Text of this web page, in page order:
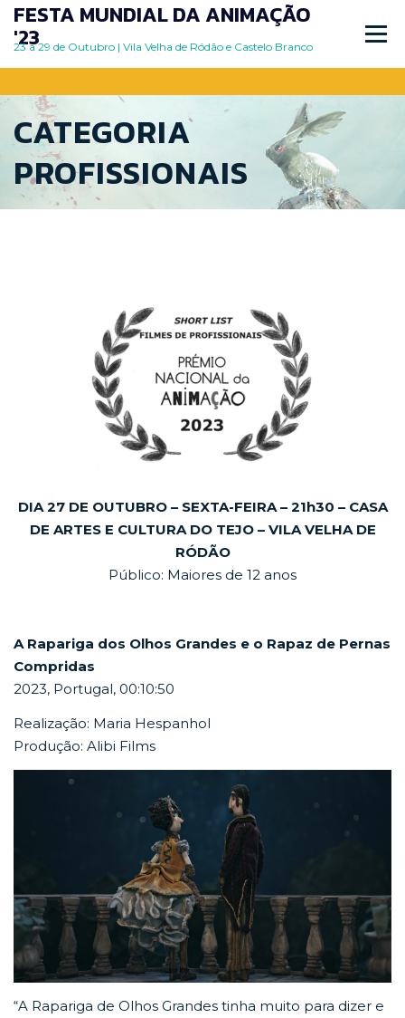
Skip
content
FESTA MUNDIAL DA ANIMAÇÃO
'23
23 a 29 de Outubro | Vila Velha de Ródão e Castelo Branco
Menu
PROGRAMA ESTUDANTES
PRÉMIO NACIONAL DA ANIMAÇÃO SOBRE
CATEGORIA
PROFISSIONAIS
DIA 27 DE OUTUBRO – SEXTA-FEIRA – 21h30 – CASA
DE ARTES E CULTURA DO TEJO – VILA VELHA DE
RÓDÃO
Público: Maiores de 12 anos
A Rapariga dos Olhos Grandes e o Rapaz de Pernas
Compridas
2023, Portugal, 00:10:50
Realização: Maria Hespanhol
Produção: Alibi Films
“A Rapariga de Olhos Grandes tinha muito para dizer e